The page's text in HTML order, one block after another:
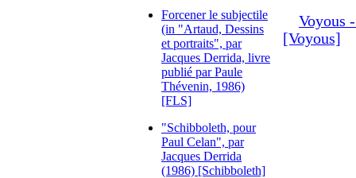
Forcener le subjectile
(in "Artaud, Dessins
et portraits", par
Jacques Derrida, livre
publié par Paule
Thévenin, 1986)
[FLS]
"Schibboleth, pour
Paul Celan", par
Jacques Derrida
(1986) [Schibboleth]
Voyous
[Voyous]